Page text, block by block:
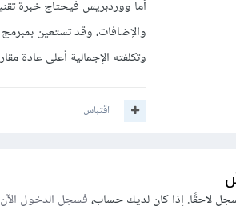
أما ووردبريس فيحتاج خبرة
والإضافات، وقد تستعين
وتكلفته الإجمالية أعلى
اقتباس
لاحقًا. إذا كان لديك حساب،فسجل الدخول الآن